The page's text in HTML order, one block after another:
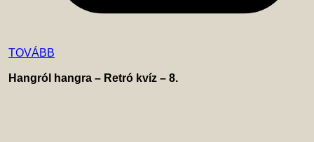
TOVÁBB
Hangról hangra – Retró kvíz – 8.